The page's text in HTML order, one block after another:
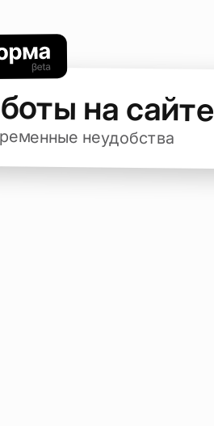
на сайте
неудобства